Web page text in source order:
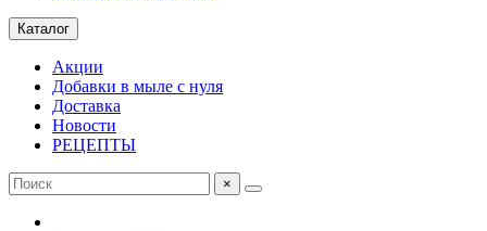
Каталог
Акции
Добавки в мыле с нуля
Доставка
Новости
РЕЦЕПТЫ
×